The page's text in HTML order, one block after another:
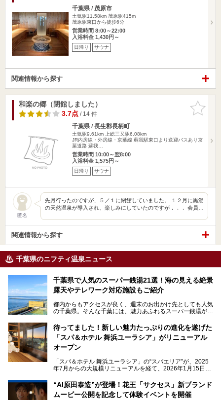
千葉県 / 茂原市
土気駅11.58km 茂原駅415m
茂原駅東口から徒歩6分
営業時間 8:00～22:00
入浴料金 1,430円～
日帰り サウナ
関連情報から探す
お気に入
りに追加
和楽の郷（閉館しました）
3.7点/ 14 件
千葉県 / 長生郡長柄町
土気駅9.61km
上総三又駅6.08km
JR内房線・外房線・京葉線 蘇我駅東口より送迎バスあり京
葉道路 蘇我…
営業時間 10:00～翌8:00
入浴料金 1,575円～
日帰り サウナ
匿名
先月行ったのですが、５／１に閉館していました。 １２月に黒湯
の天然温泉が導入され、楽しみにしていたのですが．．． 会員…
関連情報から探す
千葉県のニフティ温泉ニュース
千葉県で人気のスーパー銭湯21選！海の見える絶景
露天やテレワーク対応施設もご紹介
都内からもアクセスが良く、週末のお出かけ先としても人気
の千葉県。そんな千葉には、魅力あふれるスーパー銭湯がた
「サウナでしっかりととのいたい」「海が見える絶景で非日
常を味わいたい」「子連れでも気兼ねなく1日過ごした
い」。
そんな多様なニーズに応える施設が揃っているため、その日
の目的に合った施設がきっと見つかるはずです。
さらに最近では、24時間営業で深夜まで滞在できる施設
や、テレワーク・コワーキングスペースを備えた仕事もでき
るスパも増えており、ただの入浴施設にとどまらない進化を
待ってました！新しい魅力たっぷりの進化を遂げた
「スパ＆ホテル 舞浜ユーラシア」がリニューアル
オープン
「スパ＆ホテル 舞浜ユーラシア」の“スパエリア”が、2025
年7月からの大規模リニューアルを経て、2026年1月15日
新設エリアや生まれ変わった浴場・サウナの魅力を、人気キ
ャラクター「ユーラシわん」と一緒にご紹介します。必見の
“AI原田泰造”が登場！花王「サクセス」新ブランド
ムービー公開を記念して体験イベントを開催